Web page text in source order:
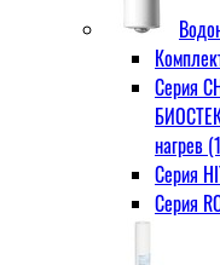
Серия
нагрев
Серия
Серия